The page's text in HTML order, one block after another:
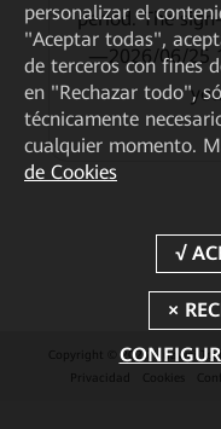
period. The
—2026/06/25
Copyright © 2026 Huawei
Privacidad
Cookies
personalizar el
"Aceptar todas",
de terceros con fines
en "Rechazar todo",
técnicamente
cualquier momento.
de Cookies